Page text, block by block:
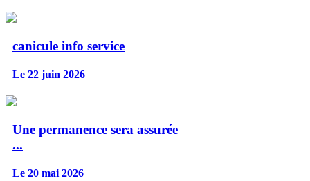
canicule info service
Le 22 juin 2026
Une permanence sera assurée
...
Le 20 mai 2026